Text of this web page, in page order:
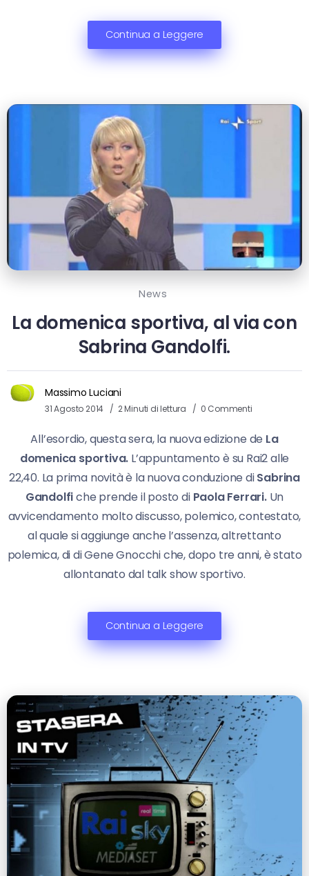
Continua a Leggere
News
La domenica sportiva, al via con
Sabrina Gandolfi.
Massimo Luciani
31 Agosto 2014 2 Minuti di lettura 0 Commenti
All’esordio, questa sera, la nuova edizione de La
domenica sportiva. L’appuntamento è su Rai2 alle
22,40. La prima novità è la nuova conduzione diSabrina
Gandolfiche prende il posto di Paola Ferrari.Un
avvicendamento molto discusso, polemico, contestato,
al quale si aggiunge anche l’assenza, altrettanto
polemica, di di Gene Gnocchi che, dopo tre anni, è stato
allontanato dal talk show sportivo.
Continua a Leggere